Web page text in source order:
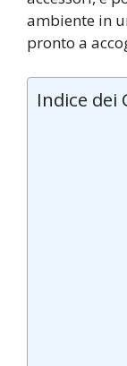
ambiente in
pronto a
Indice dei